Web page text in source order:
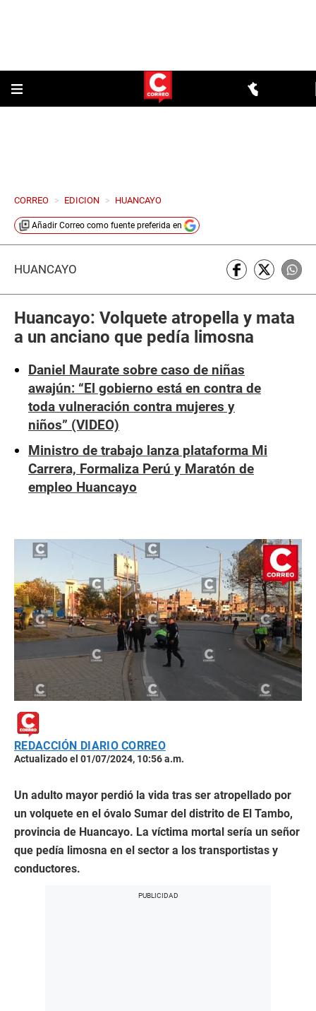
CORREO > EDICION > HUANCAYO
Añadir Correo como fuente preferida en
HUANCAYO
Huancayo: Volquete atropella y mata
a un anciano que pedía limosna
Daniel Maurate sobre caso de niñas
awajún: “El gobierno está en contra de
toda vulneración contra mujeres y
niños” (VIDEO)
Ministro de trabajo lanza plataforma Mi
Carrera, Formaliza Perú y Maratón de
empleo Huancayo
REDACCIÓN DIARIO CORREO
Actualizado el 01/07/2024, 10:56 a.m.
Un adulto mayor perdió la vida tras ser atropellado por
un volquete en el óvalo Sumar del distrito de El Tambo,
provincia de Huancayo. La víctima mortal sería un señor
que pedía limosna en el sector a los transportistas y
conductores.